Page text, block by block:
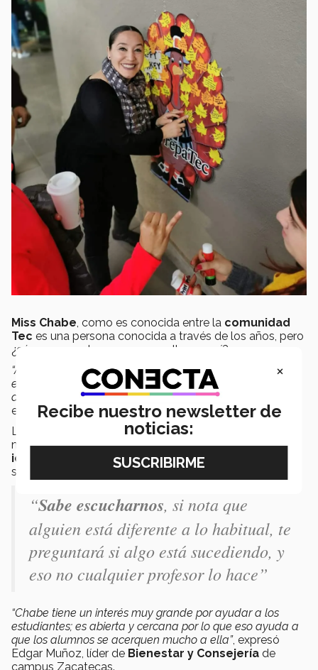
Miss Chabe, como es conocida entre la comunidad
Tec es una persona conocida a través de los años, pero
¿cómo es que la empezaron a llamar así?
“Antes de entrar a la prepa fui Cristina, un profesor
empezó a decirme Chabe, se me quedó, ya que le
agregaran el ‘miss’, fue cuando me dedique a dar clases”,
explicó la tutora.
La maestra comentó durante la entrevista, que su
nombre se volvióparte fundamental de su
identidad
, pues “le permite a los alumnos acercarse y
sentirse más seguros y cómodos”.
“Sabe escucharnos, si nota que
alguien está diferente a lo habitual, te
preguntará si algo está sucediendo, y
eso no cualquier profesor lo hace”
“Chabe tiene un interés muy grande por ayudar a los
estudiantes; es abierta y cercana por lo que eso ayuda a
que los alumnos se acerquen mucho a ella”, expresó
Edgar Muñoz, líder de Bienestar y Consejería de
campus Zacatecas.
×
Recibe nuestro newsletter de
noticias: